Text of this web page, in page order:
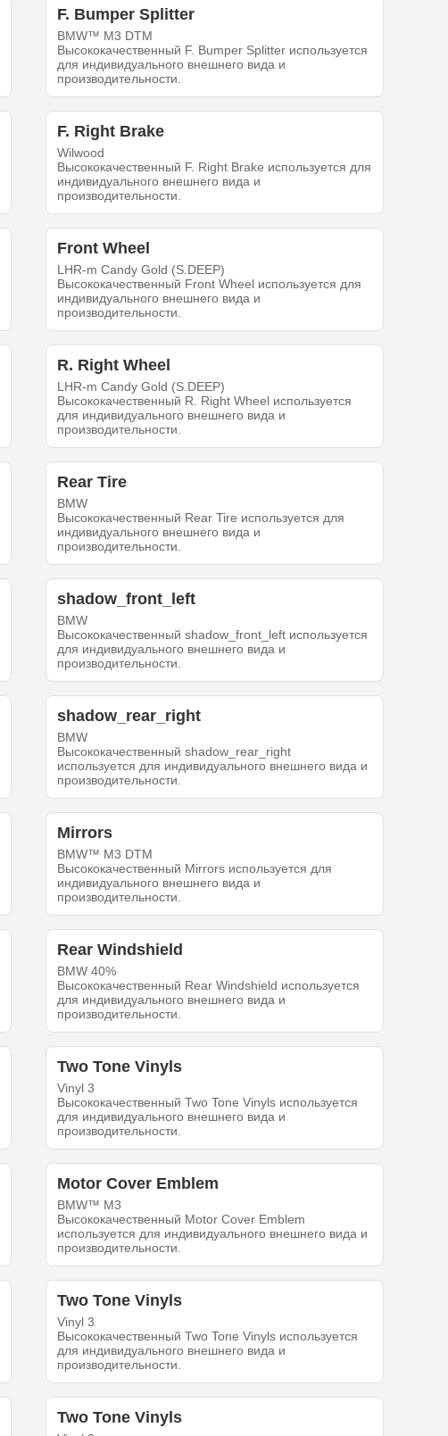
F. Bumper Splitter
BMW™ M3 DTM
Высококачественный F. Bumper Splitter используется
для индивидуального внешнего вида и
производительности.
F. Right Brake
Wilwood
Высококачественный F. Right Brake используется для
индивидуального внешнего вида и
производительности.
Front Wheel
LHR-m Candy Gold (S.DEEP)
Высококачественный Front Wheel используется для
индивидуального внешнего вида и
производительности.
R. Right Wheel
LHR-m Candy Gold (S.DEEP)
Высококачественный R. Right Wheel используется
для индивидуального внешнего вида и
производительности.
Rear Tire
BMW
Высококачественный Rear Tire используется для
индивидуального внешнего вида и
производительности.
shadow_front_left
BMW
Высококачественный shadow_front_left используется
для индивидуального внешнего вида и
производительности.
shadow_rear_right
BMW
Высококачественный shadow_rear_right
используется для индивидуального внешнего вида и
производительности.
Mirrors
BMW™ M3 DTM
Высококачественный Mirrors используется для
индивидуального внешнего вида и
производительности.
Rear Windshield
BMW 40%
Высококачественный Rear Windshield используется
для индивидуального внешнего вида и
производительности.
Two Tone Vinyls
Vinyl 3
Высококачественный Two Tone Vinyls используется
для индивидуального внешнего вида и
производительности.
Motor Cover Emblem
BMW™ M3
Высококачественный Motor Cover Emblem
используется для индивидуального внешнего вида и
производительности.
Two Tone Vinyls
Vinyl 3
Высококачественный Two Tone Vinyls используется
для индивидуального внешнего вида и
производительности.
Two Tone Vinyls